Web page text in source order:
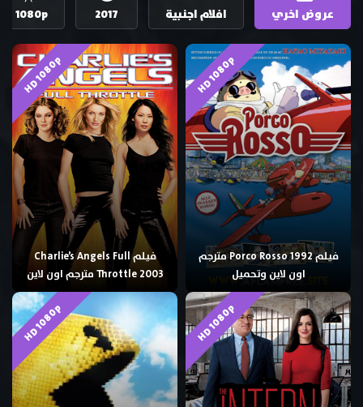
عروض اخري افلام اجنبية 2017
1080p
HD 1080p
فيلم Porco Rosso 1992 مترجم
اون لاين وتحميل
HD 1080p
فيلم Charlie’s Angels Full
Throttle 2003 مترجم اون لاين
HD 1080p
HD 1080p